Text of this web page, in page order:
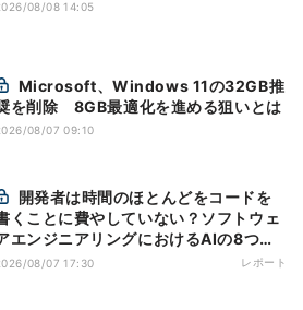
08/08 14:05
を削除 8GB最適化を進める狙いとは
08/07 09:10
くことに費やしていない？ソフトウェ
エンジニアリングにおけるAIの8つの
話への賛否
08/07 17:30 レポート